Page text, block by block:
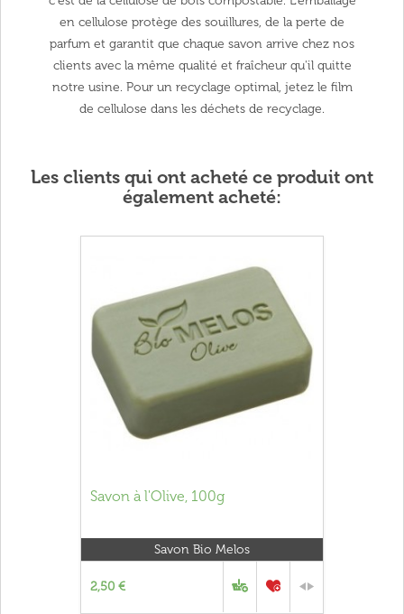
en cellulose protège des souillures, de la perte de
parfum et garantit que chaque savon arrive chez nos
clients avec la même qualité et fraîcheur qu'il quitte
notre usine. Pour un recyclage optimal, jetez le film
de cellulose dans les déchets de recyclage.
Les clients qui ont acheté ce produit ont
également acheté:
Savon à l'Olive, 100g
Savon Bio Melos
2,50 €